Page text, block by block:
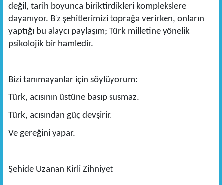
değil, tarih boyunca biriktirdikleri komplekslere
dayanıyor. Biz şehitlerimizi toprağa verirken, onların
yaptığı bu alaycı paylaşım; Türk milletine yönelik
psikolojik bir hamledir.
Bizi tanımayanlar için söylüyorum:
Türk, acısının üstüne basıp susmaz.
Türk, acısından güç devşirir.
Ve gereğini yapar.
Şehide Uzanan Kirli Zihniyet